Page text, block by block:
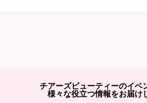
チアーズビューティーのイベ
様々な役立つ情報をお届け